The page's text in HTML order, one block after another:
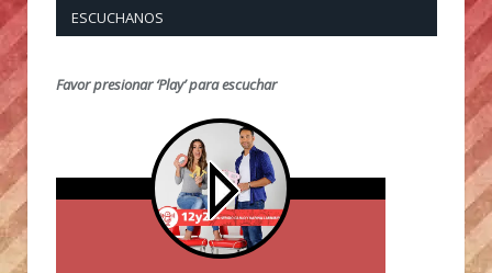
ESCUCHANOS
Favor presionar ‘Play’ para escuchar